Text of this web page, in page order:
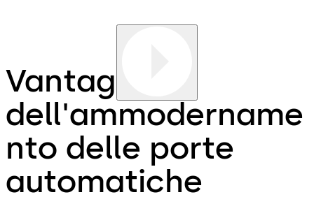
Vantaggi
dell'ammodername
nto delle porte
automatiche